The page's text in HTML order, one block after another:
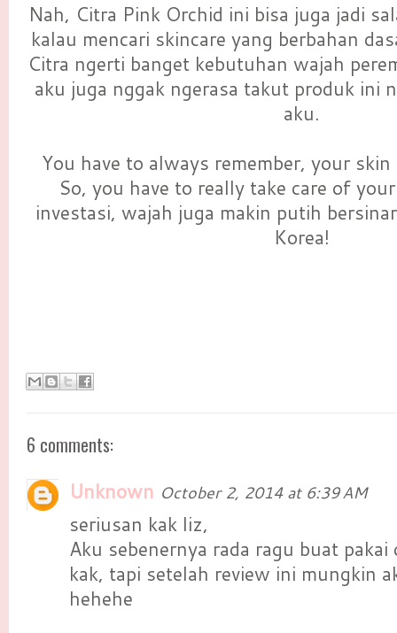
Nah, Citra Pink Orchid ini bisa juga jadi
kalau mencari skincare yang berbahan
Citra ngerti banget kebutuhan wajah
aku juga nggak ngerasa takut produk ini
aku.
You have to always remember, your
So, you have to really take care of
investasi, wajah juga makin putih
Korea!
6 comments:
Unknown October 2, 2014 at 6:39 AM
seriusan kak liz,
Aku sebenernya rada ragu buat
kak, tapi setelah review ini mungkin
hehehe